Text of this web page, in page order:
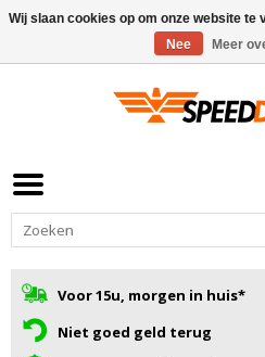
Voor 15u, morgen in huis*
Niet goed geld terug
Wij slaan cookies op om onze website te
Nee
Meer